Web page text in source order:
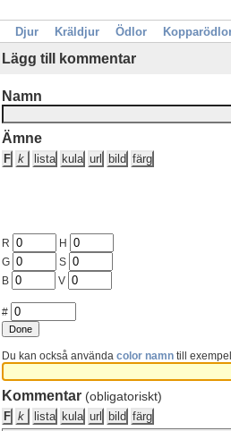
Djur Kräldjur Ödlor
Lägg till kommentar
Namn
Ämne
R
H
G
S
B
V
#
Du kan också användacolor namn till
Kommentar (obligatoriskt)